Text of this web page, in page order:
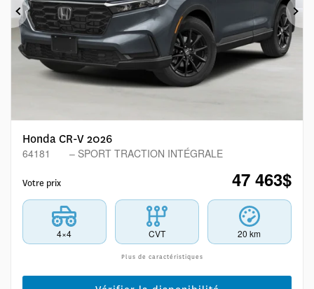
Précédent
Honda CR-V 2026
64181 – SPORT TRACTION INTÉGRALE
Votre prix 47 463$
4×4 CVT 20 km
Plus de caractéristiques